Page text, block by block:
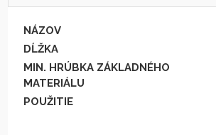
NÁZOV
DĹŽKA
MIN. HRÚBKA ZÁKLADNÉHO
MATERIÁLU
POUŽITIE